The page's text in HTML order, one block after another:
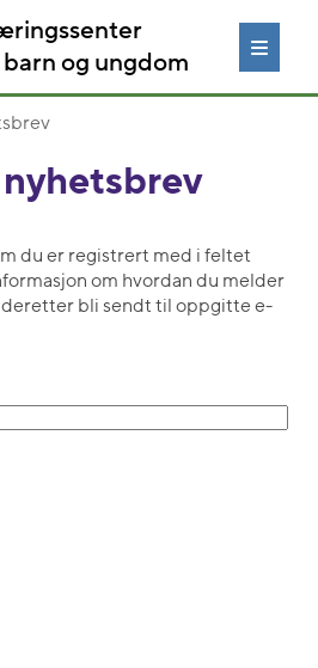
og ungdom
nyhetsbrev
du er registrert med i feltet
om hvordan du melder
bli sendt til oppgitte e-